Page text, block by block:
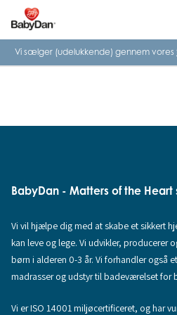
Vi sælger (udelukkende) gennem vores
BabyDan - Matters of the Heart
Vi vil hjælpe dig med at skabe et sikkert
kan leve og lege. Vi udvikler, producerer
børn i alderen 0-3 år. Vi forhandler også
madrasser og udstyr til badeværelset for
Vi er ISO 14001 miljøcertificeret, og har